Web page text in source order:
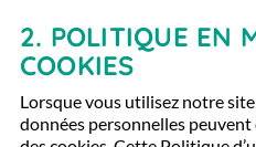
2. POLITIQUE EN
COOKIES
Lorsque vous utilisez notre
données personnelles